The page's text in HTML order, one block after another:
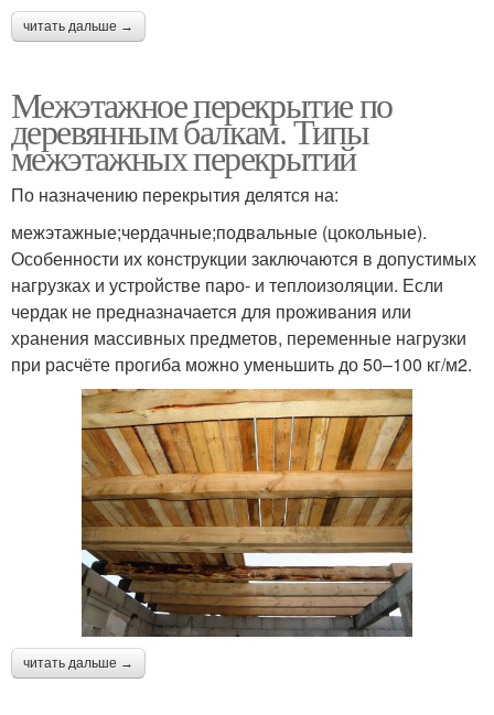
читать дальше →
Межэтажное перекрытие по
деревянным балкам. Типы
межэтажных перекрытий
По назначению перекрытия делятся на:
межэтажные;чердачные;подвальные (цокольные).
Особенности их конструкции заключаются в допустимых
нагрузках и устройстве паро- и теплоизоляции. Если
чердак не предназначается для проживания или
хранения массивных предметов, переменные нагрузки
при расчёте прогиба можно уменьшить до 50–100 кг/м2.
читать дальше →